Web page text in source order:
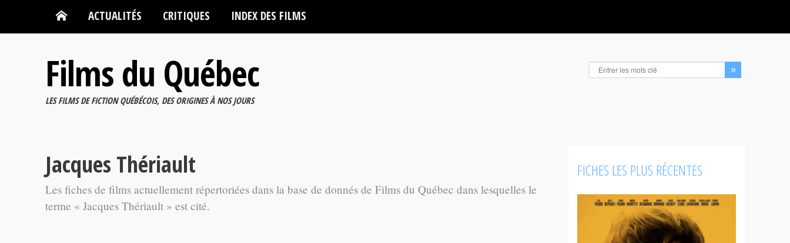
ACTUALITÉS CRITIQUES INDEX DES FILMS
Films du Québec
LES FILMS DE FICTION QUÉBÉCOIS, DES ORIGINES À NOS JOURS
Jacques Thériault
Les fiches de films actuellement répertoriées dans la base de donnés de Films du Québec dans lesquelles le
terme « Jacques Thériault » est cité.
FICHES LES PLUS RÉCENTES